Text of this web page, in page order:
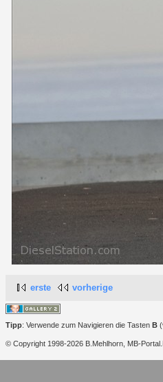
erste vorherige
Tipp: Verwende zum Navigieren die Tasten B
© Copyright 1998-2026 B.Mehlhorn, MB-